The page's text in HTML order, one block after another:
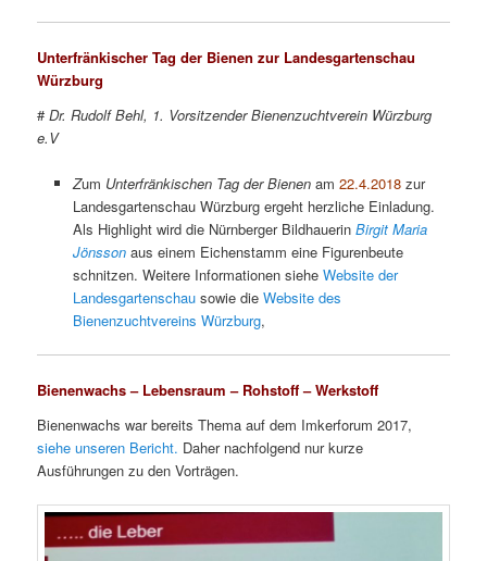
Unterfränkischer Tag der Bienen zur Landesgartenschau
Würzburg
#Dr. Rudolf Behl, 1. Vorsitzender Bienenzuchtverein Würzburg
e.V
Zum Unterfränkischen Tag der Bienenam 22.4.2018zur
Landesgartenschau Würzburg ergeht herzliche Einladung.
Als Highlight wird die Nürnberger Bildhauerin Birgit Maria
Jönssonaus einem Eichenstamm eine Figuren­­beute
schnitzen. Weitere Informationen siehe Website der
Landesgartenschausowie die Website des
Bienenzuchtvereins Würzburg,
Bienenwachs – Lebensraum – Rohstoff – Werkstoff
Bienenwachs war bereits Thema auf dem Imkerforum 2017,
siehe unseren Bericht. Daher nachfolgend nur kurze
Ausführungen zu den Vorträgen.